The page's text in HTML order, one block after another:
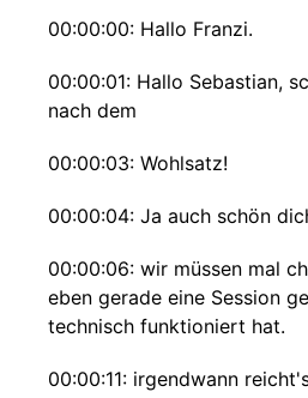
00:00:00: Hallo Franzi.
00:00:01: Hallo Sebastian,
nach dem
00:00:03: Wohlsatz!
00:00:04: Ja auch schön
00:00:06: wir müssen mal
eben gerade eine Session
technisch funktioniert hat.
00:00:11: irgendwann